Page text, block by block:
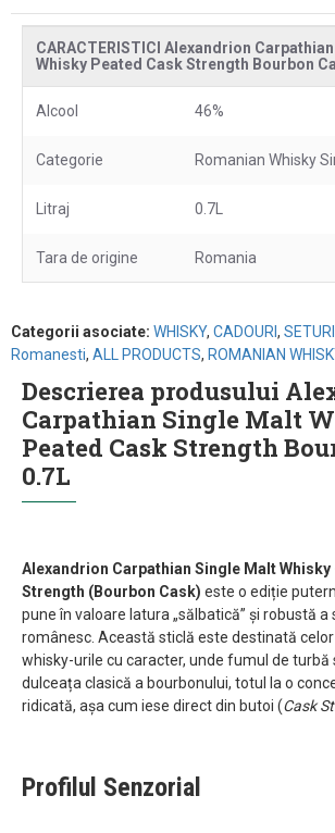
CARACTERISTICI Alexandrion
Whisky Peated Cask Strength Bourbon
Alcool 46%
Categorie Romanian Whisky
Litraj 0.7L
Tara de origine Romania
Categorii asociate: WHISKY, CADOURI,
Romanesti, ALL PRODUCTS, ROMANIAN
Descrierea produsului
Carpathian Single Malt
Peated Cask Strength
0.7L
Alexandrion Carpathian Single Malt Whisky
Strength (Bourbon Cask) este o ediție
pune în valoare latura „sălbatică” și robustă
românesc. Această sticlă este destinată
whisky-urile cu caracter, unde fumul de turbă
dulceața clasică a bourbonului, totul la o
ridicată, așa cum iese direct din butoi (Cask
Profilul Senzorial